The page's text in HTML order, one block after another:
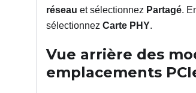
réseau et sélectionnez Partagé.
sélectionnez Carte PHY.
Vue arrière des
emplacements